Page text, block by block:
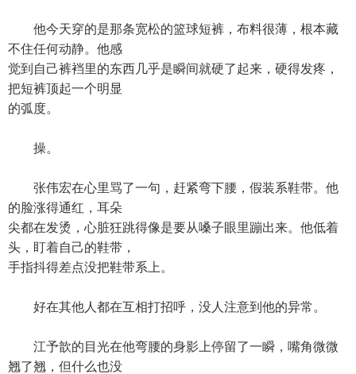
他今天穿的是那条宽松的篮球短裤，布料很薄，根本藏
不住任何动静。他感
觉到自己裤裆里的东西几乎是瞬间就硬了起来，硬得发疼，
把短裤顶起一个明显
的弧度。
操。
张伟宏在心里骂了一句，赶紧弯下腰，假装系鞋带。他
的脸涨得通红，耳朵
尖都在发烫，心脏狂跳得像是要从嗓子眼里蹦出来。他低着
头，盯着自己的鞋带，
手指抖得差点没把鞋带系上。
好在其他人都在互相打招呼，没人注意到他的异常。
江予歆的目光在他弯腰的身影上停留了一瞬，嘴角微微
翘了翘，但什么也没